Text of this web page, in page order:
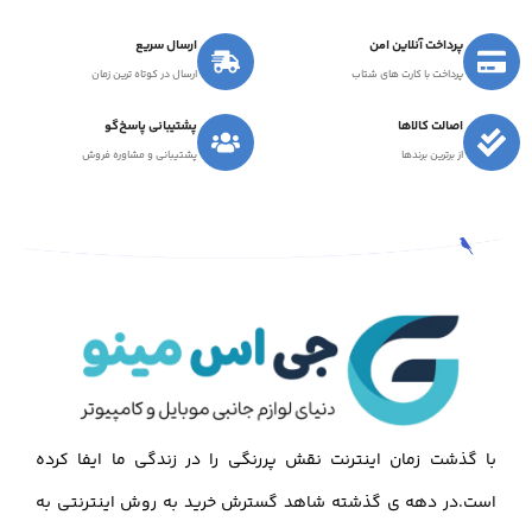
پرداخت آنلاین امن
پرداخت با کارت های شتاب
ارسال سریع
ارسال در کوتاه ترین زمان
اصالت کالاها
از برترین برندها
پشتیبانی پاسخ‌گو
پشتیبانی و مشاوره فروش
با گذشت زمان اینترنت نقش پررنگی را در زندگی ما ایفا کرده
است.در دهه ی گذشته شاهد گسترش خرید به روش اینترنتی به